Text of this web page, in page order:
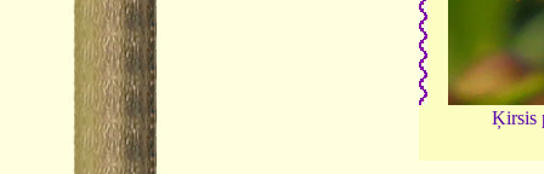
Ķirsis